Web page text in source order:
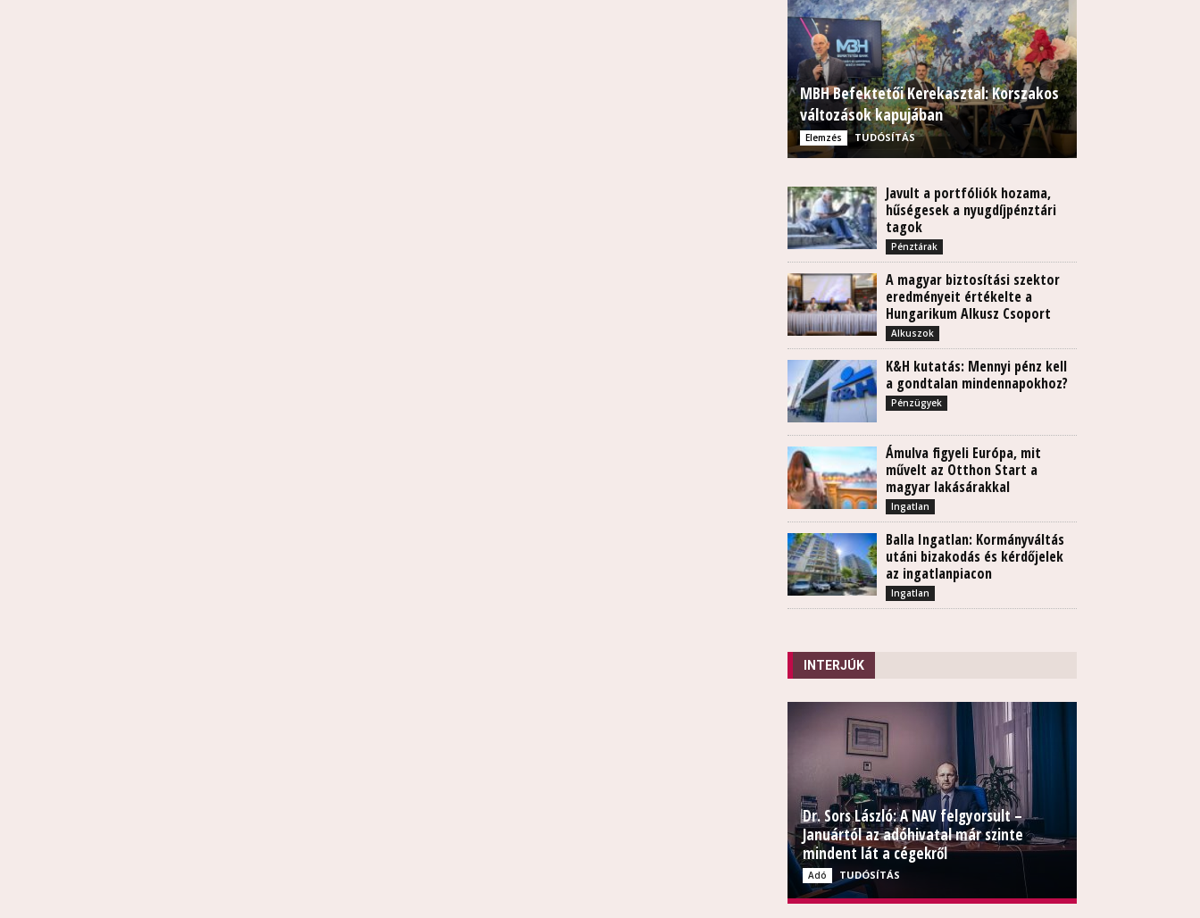
MBH Befektetői Kerekasztal: Korszakos
változások kapujában
Elemzés TUDÓSÍTÁS
Javult a portfóliók hozama,
hűségesek a nyugdíjpénztári
tagok
Pénztárak
A magyar biztosítási szektor
eredményeit értékelte a
Hungarikum Alkusz Csoport
Alkuszok
K&H kutatás: Mennyi pénz kell
a gondtalan mindennapokhoz?
Pénzügyek
Ámulva figyeli Európa, mit
művelt az Otthon Start a
magyar lakásárakkal
Ingatlan
Balla Ingatlan: Kormányváltás
utáni bizakodás és kérdőjelek
az ingatlanpiacon
Ingatlan
INTERJÚK
Dr. Sors László: A NAV felgyorsult –
Januártól az adóhivatal már szinte
mindent lát a cégekről
Adó TUDÓSÍTÁS